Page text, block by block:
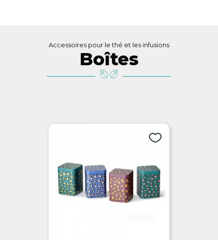
Accessoires pour le thé et les infusions
Boîtes